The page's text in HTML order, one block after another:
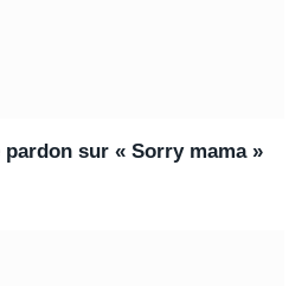
sur « Sorry mama »